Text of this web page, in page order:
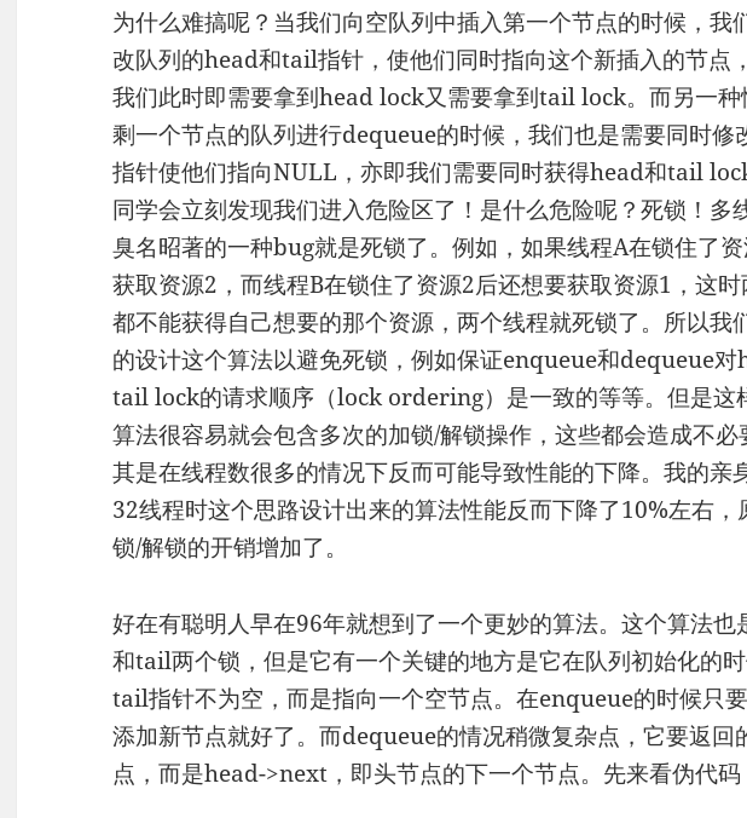
为什么难搞呢？当我们向空队列中插入第一个节点的时候，我
改队列的head和tail指针，使他们同时指向这个新插入的节点
我们此时即需要拿到head lock又需要拿到tail lock。而另一种
剩一个节点的队列进行dequeue的时候，我们也是需要同时
指针使他们指向NULL，亦即我们需要同时获得head和tail
同学会立刻发现我们进入危险区了！是什么危险呢？死锁！多
臭名昭著的一种bug就是死锁了。例如，如果线程A在锁住了
获取资源2，而线程B在锁住了资源2后还想要获取资源1，这
都不能获得自己想要的那个资源，两个线程就死锁了。所以我
的设计这个算法以避免死锁，例如保证enqueue和dequeue
tail lock的请求顺序（lock ordering）是一致的等等。但是这
算法很容易就会包含多次的加锁/解锁操作，这些都会造成不
其是在线程数很多的情况下反而可能导致性能的下降。我的亲
32线程时这个思路设计出来的算法性能反而下降了10%左右，
锁/解锁的开销增加了。
好在有聪明人早在96年就想到了一个更妙的算法。这个算法也
和tail两个锁，但是它有一个关键的地方是它在队列初始化的
tail指针不为空，而是指向一个空节点。在enqueue的时候只
添加新节点就好了。而dequeue的情况稍微复杂点，它要返回
点，而是head->next，即头节点的下一个节点。先来看伪代码